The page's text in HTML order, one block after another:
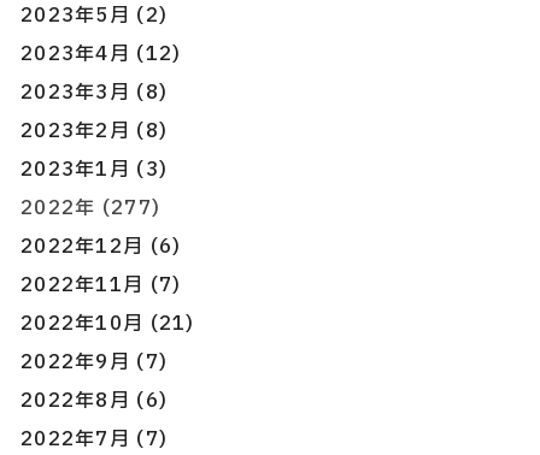
2023年5月 (2)
2023年4月 (12)
2023年3月 (8)
2023年2月 (8)
2023年1月 (3)
2022年 (277)
2022年12月 (6)
2022年11月 (7)
2022年10月 (21)
2022年9月 (7)
2022年8月 (6)
2022年7月 (7)